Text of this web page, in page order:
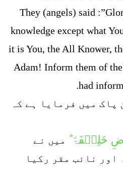
They (angels) said
knowledge except what
it is You, the All Knower,
Adam! Inform them of
had
پاک میں فرمایا ہے کہ
خَلِیۡفَۃً
میں نے
اور نائب مقر رکیا